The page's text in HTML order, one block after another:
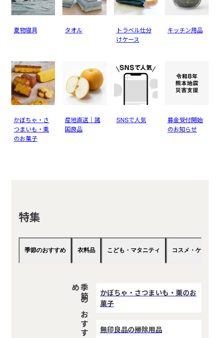
夏物寝具 タオル
トラベル仕分
けケース
キッチン用品
かぼちゃ・さ
つまいも・栗
のお菓子
産地直送｜諸
国良品
SNSで人気
募金受付開始
のお知らせ
特集
季節のおすすめ 衣料品 こども・マタニティ コスメ・ケア
季
節
の
お
す
す
め
かぼちゃ・さつまいも・栗のお
菓子
無印良品の掃除用品